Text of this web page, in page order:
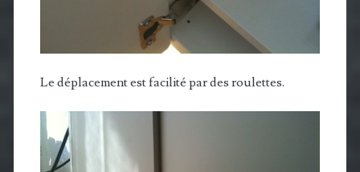
Le déplacement est facilité par des roulettes.